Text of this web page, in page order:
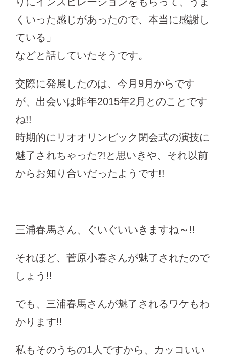
くいった感じがあったので、本当に感謝し
ている」
などと話していたそうです。
交際に発展したのは、今月9月からです
が、出会いは昨年2015年2月とのことです
ね!!
時期的にリオオリンピック閉会式の演技に
魅了されちゃった?!と思いきや、それ以前
からお知り合いだったようです!!
三浦春馬さん、ぐいぐいいきますね～!!
それほど、菅原小春さんが魅了されたので
しょう!!
でも、三浦春馬さんが魅了されるワケもわ
かります!!
私もそのうちの1人ですから、カッコいい